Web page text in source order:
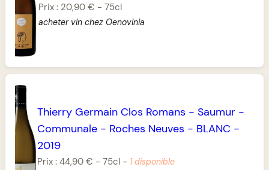
Prix : 20,90 € -75cl
acheter vin chez Oenovinia
Thierry Germain Clos Romans - Saumur-
Communale- Roches Neuves - BLANC -
2019
Prix : 44,90 € - 75cl- 1 disponible